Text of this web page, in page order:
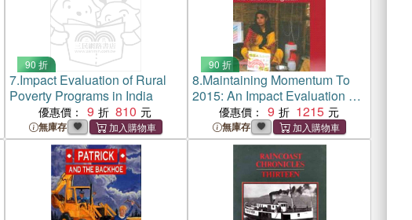
90 折
7.Impact Evaluation of Rural
Poverty Programs in India
優惠價： 9 810
無庫存
90 折
8.Maintaining Momentum To
2015: An Impact Evaluation of
Interventions to Improve
Maternal And Child Health And
Nutrition Outcomes in
Bangladesh
優惠價： 9 1215
無庫存